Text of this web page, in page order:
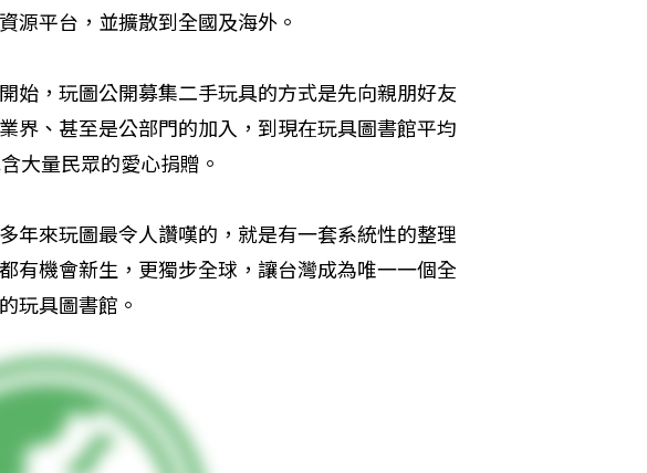
源平台，並擴散到全國及海外。
始，玩圖公開募集二手玩具的方式是先向親朋好友
界、甚至是公部門的加入，到現在玩具圖書館平均
大量民眾的愛心捐贈。
年來玩圖最令人讚嘆的，就是有一套系統性的整理
有機會新生，更獨步全球，讓台灣成為唯一一個全
玩具圖書館。